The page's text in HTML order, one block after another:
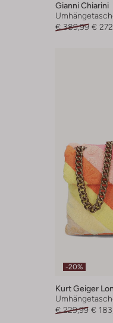
Gianni Chiarini
€ 389,99 €
-20%
Kurt Geiger
€ 229,99 €